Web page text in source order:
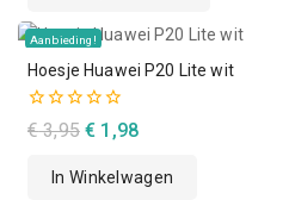
Aanbieding!
Hoesje Huawei P20 Lite wit
0
van
€3,95 Oorspronkelijke
was:
€ 1,98Huidige
is:
In Winkelwagen